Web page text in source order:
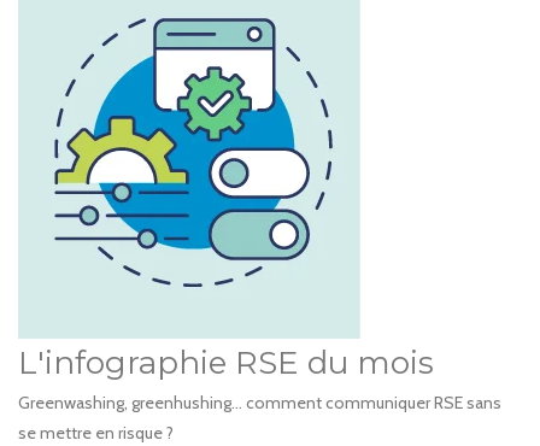
L'infographie RSE du mois
Greenwashing, greenhushing… comment communiquer RSE sans
se mettre en risque ?